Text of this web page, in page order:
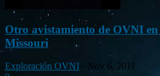
Otro avistamiento de OVNI en
Missouri
Exploración OVNI - Nov 6, 2011